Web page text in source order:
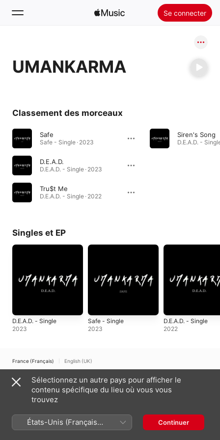
Se connecter
Accueil
Radio
UMANKARMA
Classement des morceaux
Safe
Safe - Single · 2023
D.E.A.D.
D.E.A.D. - Single · 2023
Tru$t Me
D.E.A.D. - Single · 2022
Siren's Song
D.E.A.D. -
Singles et EP
D.E.A.D. - Single
2023
Safe - Single
2023
D.E.A.D. - Single
2022
France (Français) English (UK)
Copyright © 2026 Apple Inc.
Tous droits réservés.
Conditions générales des services Internet
Apple Music et confidentialité
Avertissement concernant les cookies
Sélectionnez un autre pays pour afficher le
contenu spécifique du lieu où vous vous
trouvez
États-Unis (Français
France)
Continuer